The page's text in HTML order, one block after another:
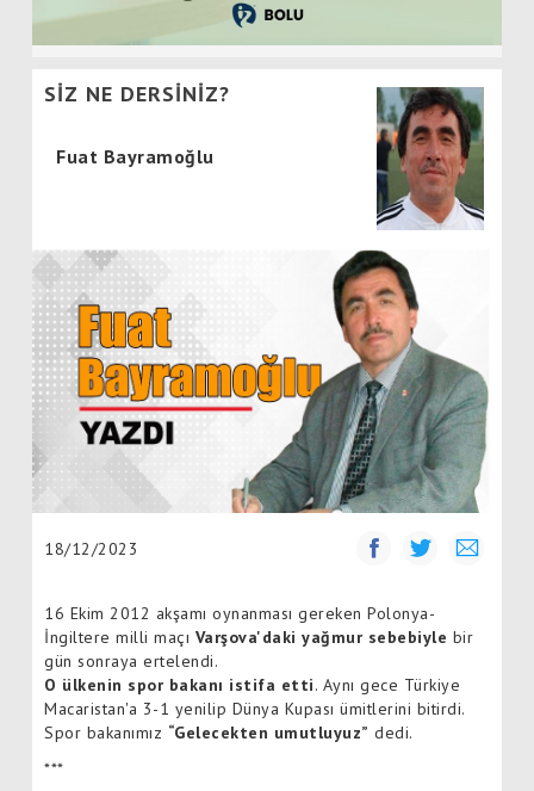
SİZ NE DERSİNİZ?
Fuat Bayramoğlu
18/12/2023
16 Ekim 2012 akşamı oynanması gereken Polonya-
İngiltere milli maçı Varşova'daki yağmur sebebiyle bir
gün sonraya ertelendi.
O ülkenin spor bakanı istifa etti. Aynı gece Türkiye
Macaristan'a 3-1 yenilip Dünya Kupası ümitlerini bitirdi.
Spor bakanımız “Gelecekten umutluyuz” dedi.
***